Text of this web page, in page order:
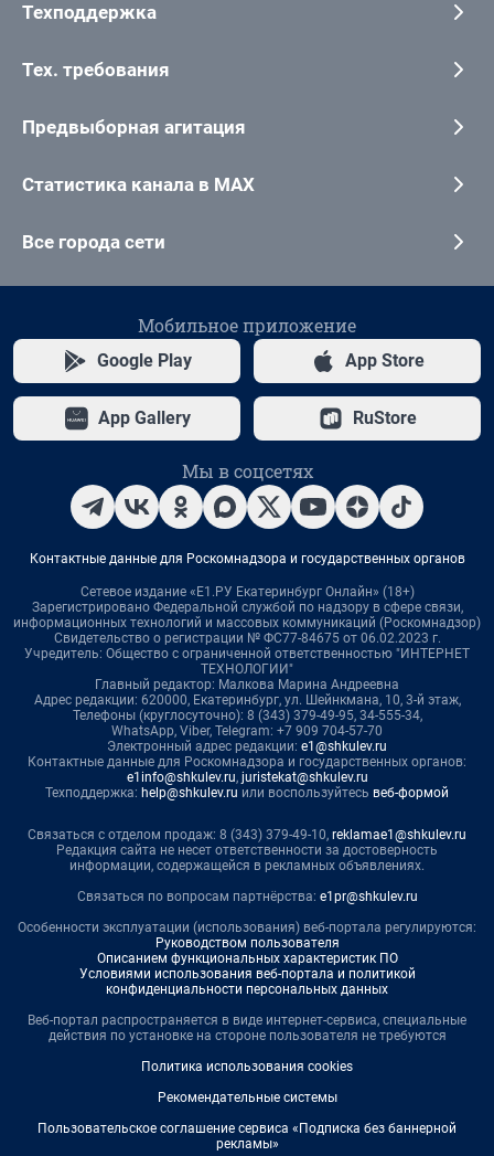
Техподдержка
Тех. требования
Предвыборная агитация
Статистика канала в MAX
Все города сети
Мобильное приложение
Google Play App Store
App Gallery RuStore
Мы в соцсетях
Контактные данные для Роскомнадзора и государственных органов
Сетевое издание «Е1.РУ Екатеринбург Онлайн» (18+)
Зарегистрировано Федеральной службой по надзору в сфере связи,
информационных технологий и массовых коммуникаций (Роскомнадзор)
Свидетельство о регистрации № ФС77-84675 от 06.02.2023 г.
Учредитель: Общество с ограниченной ответственностью "ИНТЕРНЕТ
ТЕХНОЛОГИИ"
Главный редактор: Малкова Марина Андреевна
Адрес редакции: 620000, Екатеринбург, ул. Шейнкмана, 10, 3-й этаж,
Телефоны (круглосуточно): 8 (343) 379-49-95, 34-555-34,
WhatsApp, Viber, Telegram: +7 909 704-57-70
Электронный адрес редакции: e1@shkulev.ru
Контактные данные для Роскомнадзора и государственных органов:
e1info@shkulev.ru, juristekat@shkulev.ru
Техподдержка: help@shkulev.ru или воспользуйтесь веб-формой
Связаться с отделом продаж: 8 (343) 379-49-10, reklamae1@shkulev.ru
Редакция сайта не несет ответственности за достоверность
информации, содержащейся в рекламных объявлениях.
Связаться по вопросам партнёрства: e1pr@shkulev.ru
Особенности эксплуатации (использования) веб-портала регулируются:
Руководством пользователя
Описанием функциональных характеристик ПО
Условиями использования веб-портала и политикой
конфиденциальности персональных данных
Веб-портал распространяется в виде интернет-сервиса, специальные
действия по установке на стороне пользователя не требуются
Политика использования cookies
Рекомендательные системы
Пользовательское соглашение сервиса «Подписка без баннерной
рекламы»